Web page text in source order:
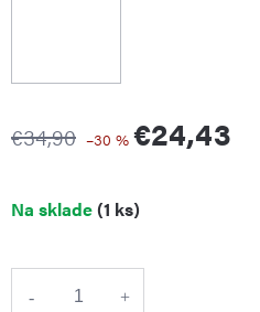
€34,90 –30 % €24,43
Jednotková
cena:
Na sklade(1 ks)